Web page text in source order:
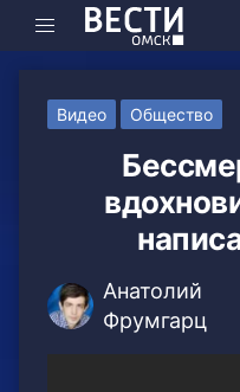
Видео Общество
Анатолий
Фрумгарц